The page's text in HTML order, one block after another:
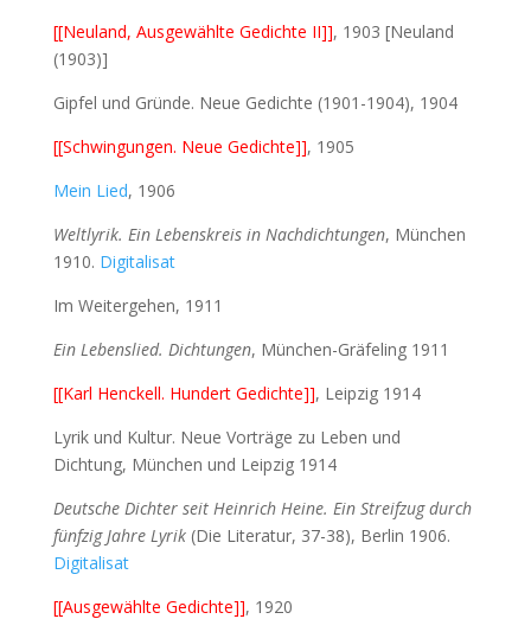
[[Neuland, Ausgewählte Gedichte II]], 1903 [Neuland
(1903)]
Gipfel und Gründe. Neue Gedichte (1901-1904), 1904
[[Schwingungen. Neue Gedichte]], 1905
Mein Lied, 1906
Weltlyrik. Ein Lebenskreis in Nachdichtungen, München
1910. Digitalisat
Im Weitergehen, 1911
Ein Lebenslied. Dichtungen, München-Gräfeling 1911
[[Karl Henckell. Hundert Gedichte]], Leipzig 1914
Lyrik und Kultur. Neue Vorträge zu Leben und
Dichtung, München und Leipzig 1914
Deutsche Dichter seit Heinrich Heine. Ein Streifzug durch
fünfzig Jahre Lyrik(Die Literatur, 37-38), Berlin 1906.
Digitalisat
[[Ausgewählte Gedichte]], 1920